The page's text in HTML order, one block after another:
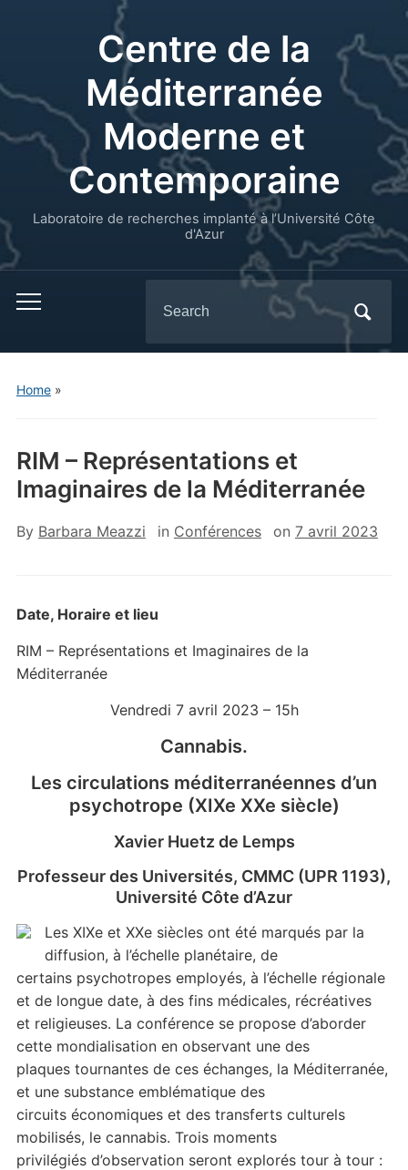
Centre de la
Méditerranée
Moderne et
Contemporaine
Laboratoire de recherches implanté à l’Université Côte
d'Azur
for:
Home»
RIM – Représentations et
Imaginaires de la Méditerranée
By Barbara Meazzi in Conférences on 7 avril 2023
Date, Horaire et lieu
RIM – Représentations et Imaginaires de la
Méditerranée
Vendredi 7 avril 2023 – 15h
Cannabis.
Les circulations méditerranéennes d’un
psychotrope (XIXe XXe siècle)
Xavier Huetz de Lemps
Professeur des Universités, CMMC (UPR 1193),
Université Côte d’Azur
Les XIXe et XXe siècles ont été marqués par la
diffusion, à l’échelle planétaire, de
certains psychotropes employés, à l’échelle régionale
et de longue date, à des fins médicales, récréatives
et religieuses. La conférence se propose d’aborder
cette mondialisation en observant une des
plaques tournantes de ces échanges, la Méditerranée,
et une substance emblématique des
circuits économiques et des transferts culturels
mobilisés, le cannabis. Trois moments
privilégiés d’observation seront explorés tour à tour :